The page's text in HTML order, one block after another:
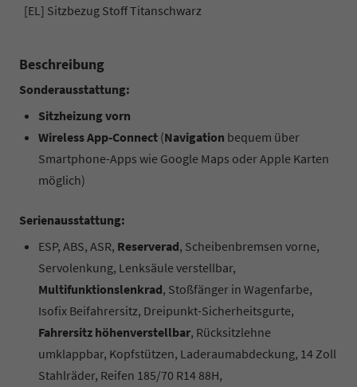
[EL] Sitzbezug Stoff Titanschwarz
Beschreibung
Sonderausstattung:
Sitzheizung vorn
Wireless App-Connect (Navigation bequem über
Smartphone-Apps wie Google Maps oder Apple Karten
möglich)
Serienausstattung:
ESP, ABS, ASR, Reserverad, Scheibenbremsen vorne,
Servolenkung, Lenksäule verstellbar,
Multifunktionslenkrad, Stoßfänger in Wagenfarbe,
Isofix Beifahrersitz, Dreipunkt-Sicherheitsgurte,
Fahrersitz höhenverstellbar, Rücksitzlehne
umklappbar, Kopfstützen, Laderaumabdeckung, 14 Zoll
Stahlräder, Reifen 185/70 R14 88H,